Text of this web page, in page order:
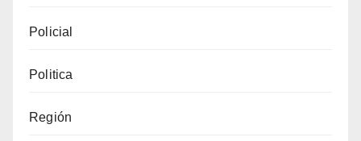
Policial
Politica
Región